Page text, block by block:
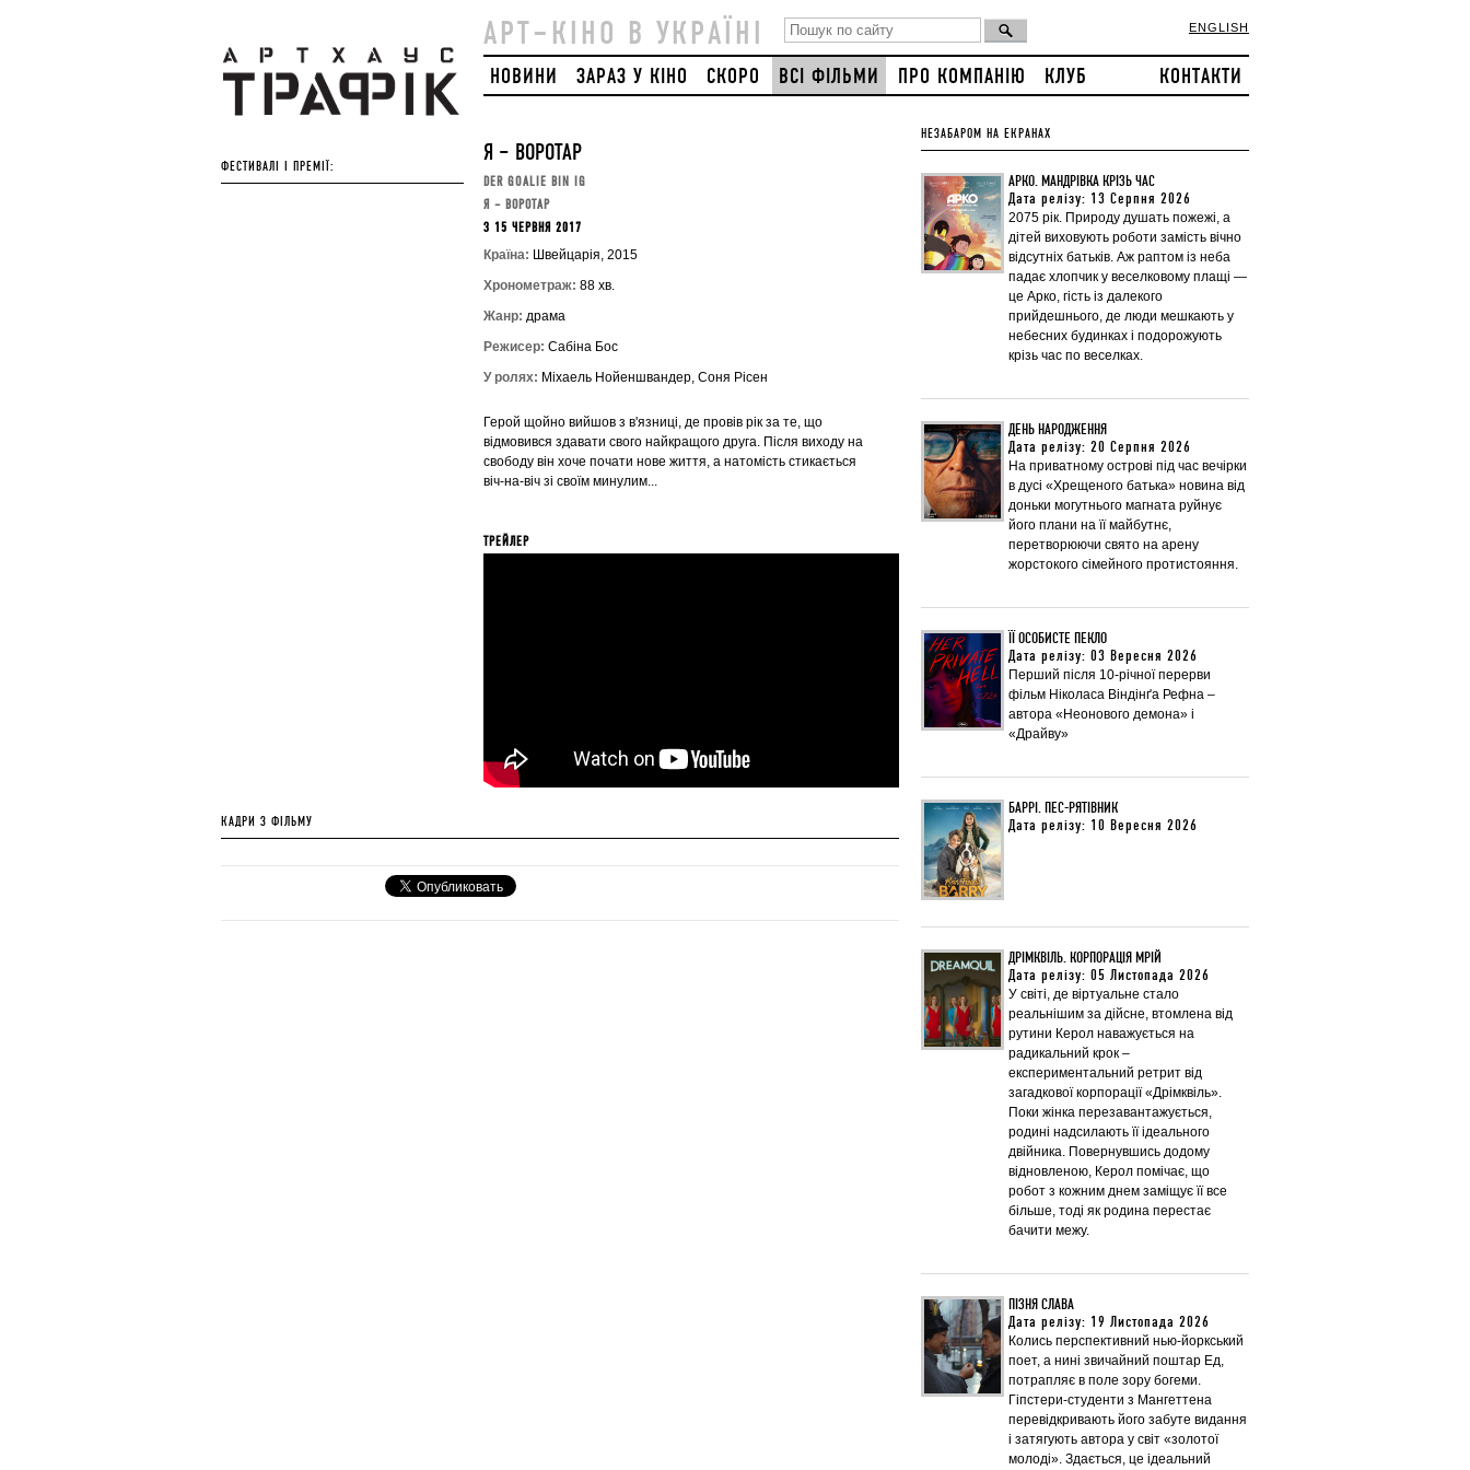
АРТ–КІНО В УКРАЇНІ ENGLISH
НОВИНИ ЗАРАЗ У КІНО СКОРО ВСІ ФІЛЬМИ ПРО КОМПАНІЮ КЛУБ КОНТАКТИ
ФЕСТИВАЛІ І ПРЕМІЇ:
Я – ВОРОТАР
DER GOALIE BIN IG
Я – ВОРОТАР
З 15 ЧЕРВНЯ 2017
Країна: Швейцарія, 2015
Хронометраж: 88 хв.
Жанр: драма
Режисер: Сабіна Бос
У ролях: Міхаель Нойеншвандер, Соня Рісен
Герой щойно вийшов з в'язниці, де провів рік за те, що
відмовився здавати свого найкращого друга. Після виходу на
свободу він хоче почати нове життя, а натомість стикається
віч-на-віч зі своїм минулим...
ТРЕЙЛЕР
КАДРИ З ФІЛЬМУ
НЕЗАБАРОМ НА ЕКРАНАХ
АРКО. МАНДРІВКА КРІЗЬ ЧАС
Дата релізу: 13 Серпня 2026
2075 рік. Природу душать пожежі, а
дітей виховують роботи замість вічно
відсутніх батьків. Аж раптом із неба
падає хлопчик у веселковому плащі —
це Арко, гість із далекого
прийдешнього, де люди мешкають у
небесних будинках і подорожують
крізь час по веселках.
ДЕНЬ НАРОДЖЕННЯ
Дата релізу: 20 Серпня 2026
На приватному острові під час вечірки
в дусі «Хрещеного батька» новина від
доньки могутнього магната руйнує
його плани на її майбутнє,
перетворюючи свято на арену
жорстокого сімейного протистояння.
ЇЇ ОСОБИСТЕ ПЕКЛО
Дата релізу: 03 Вересня 2026
Перший після 10-річної перерви
фільм Ніколаса Віндінґа Рефна –
автора «Неонового демона» і
«Драйву»
БАРРІ. ПЕС-РЯТІВНИК
Дата релізу: 10 Вересня 2026
ДРІМКВІЛЬ. КОРПОРАЦІЯ МРІЙ
Дата релізу: 05 Листопада 2026
У світі, де віртуальне стало
реальнішим за дійсне, втомлена від
рутини Керол наважується на
радикальний крок –
експериментальний ретрит від
загадкової корпорації «Дрімквіль».
Поки жінка перезавантажується,
родині надсилають її ідеального
двійника. Повернувшись додому
відновленою, Керол помічає, що
робот з кожним днем заміщує її все
більше, тоді як родина перестає
бачити межу.
ПІЗНЯ СЛАВА
Дата релізу: 19 Листопада 2026
Колись перспективний нью-йоркський
поет, а нині звичайний поштар Ед,
потрапляє в поле зору богеми.
Гіпстери-студенти з Мангеттена
перевідкривають його забуте видання
і затягують автора у світ «золотої
молоді». Здається, це ідеальний